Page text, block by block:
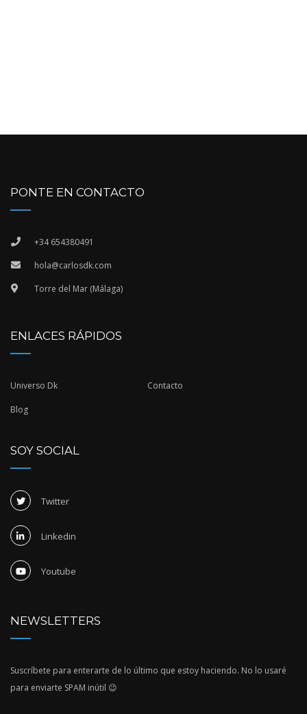
PONTE EN CONTACTO
+34 654380491
hola@carlosdk.com
Torre del Mar (Málaga)
ENLACES RÁPIDOS
Universo Dk Contacto
Blog
SOY SOCIAL
Twitter
Linkedin
Youtube
NEWSLETTERS
Suscríbete para enterarte de lo último que estoy haciendo. No lo usaré
para enviarte SPAM inútil 😉